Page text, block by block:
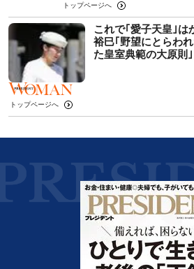
トップページへ
これで｢愛子天皇｣
裕巳｢野望にとらわ
た皇室典範の大原則｣
トップページへ